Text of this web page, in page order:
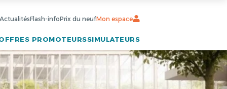
ActualitésFlash-infoPrix du neufMon espace
PROMOTEURSSIMULATEURS